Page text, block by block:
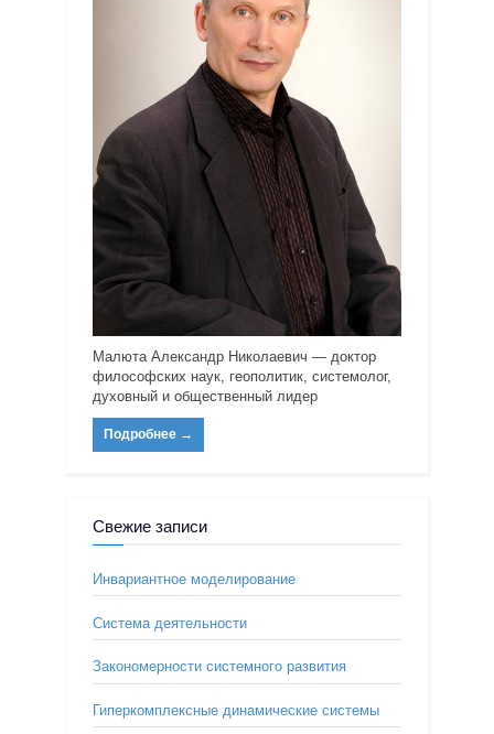
Малюта Александр Николаевич — доктор
философских наук, геополитик, системолог,
духовный и общественный лидер
Подробнее →
Свежие записи
Инвариантное моделирование
Система деятельности
Закономерности системного развития
Гиперкомплексные динамические системы